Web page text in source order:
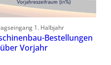
1. Halbjahr
Bestellungen
Vorjahr